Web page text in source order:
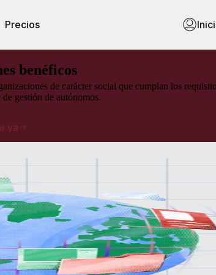
Precios
benéficos
de carácter social que cumplan los
gestión de autónomos.
ya